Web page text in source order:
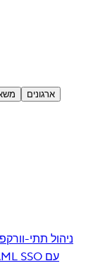
ארגונים
ניהול תתי-